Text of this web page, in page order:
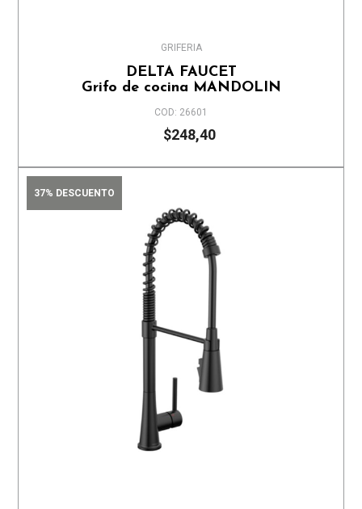
GRIFERIA
DELTA FAUCET
Grifo de cocina MANDOLIN
COD: 26601
$248,40
37% DESCUENTO